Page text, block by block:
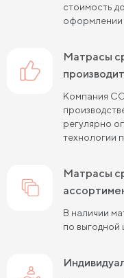
Пружинные матрасы
Пружинные матрасы
Жесткие матрасы
Пружинные матрасы
Пружинные матрасы
Пружинные матрасы
Мягкие матрасы
стоимость
оформлении
матрасы средней жесткости от
Компания
регулярно
технологии
матрасы средней жесткости в
В наличии
по выгодной